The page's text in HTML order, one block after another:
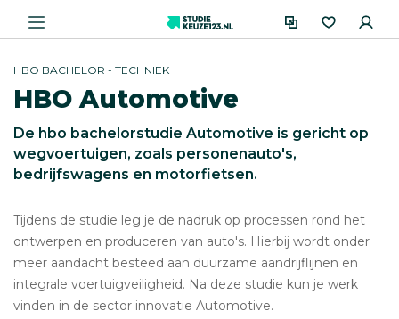
HBO BACHELOR - TECHNIEK
HBO Automotive
De hbo bachelorstudie Automotive is gericht op
wegvoertuigen, zoals personenauto's,
bedrijfswagens en motorfietsen.
Tijdens de studie leg je de nadruk op processen rond het
ontwerpen en produceren van auto's. Hierbij wordt onder
meer aandacht besteed aan duurzame aandrijflijnen en
integrale voertuigveiligheid. Na deze studie kun je werk
vinden in de sector innovatie Automotive.